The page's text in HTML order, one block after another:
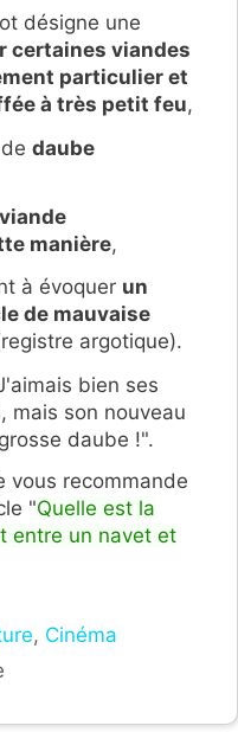
désigne une
certaines viandes
particulier et
à très petit feu,
daube
manière,
à évoquer un
de mauvaise
argotique).
bien ses
mais son nouveau
daube !".
vous recommande
"Quelle est la
entre un navet et
, Cinéma